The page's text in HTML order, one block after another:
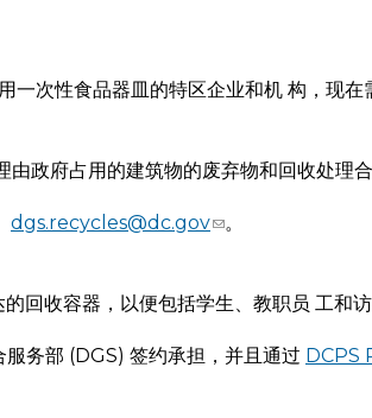
一次性食品器皿的特区企业和机 构，现
由政府占用的建筑物的废弃物和回收处理合
dgs.recycles@dc.gov 。
回收容器，以便包括学生、教职员 工和
务部 (DGS) 签约承担，并且通过 DCPS